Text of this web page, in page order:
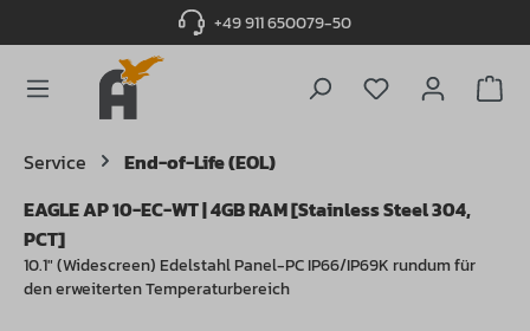
+49 911 650079-50
Du hast 0
Service
End-of-Life (EOL)
EAGLE AP 10-EC-WT | 4GB RAM [Stainless Steel 304,
PCT]
10.1" (Widescreen) Edelstahl Panel-PC IP66/IP69K rundum für
den erweiterten Temperaturbereich